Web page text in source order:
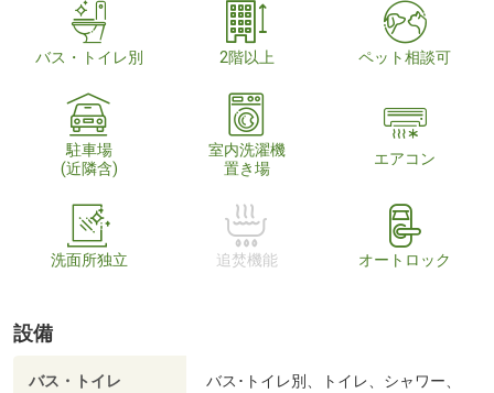
バス・トイレ別 2階以上 ペット相談可
駐車場
(近隣含)
室内洗濯機
置き場
エアコン
洗面所独立 追焚機能 オートロック
設備
バス・トイレ
バス･トイレ別、トイレ、シャワー、